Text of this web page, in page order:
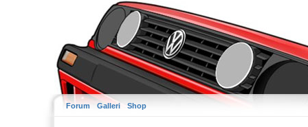
Forum Galleri Shop